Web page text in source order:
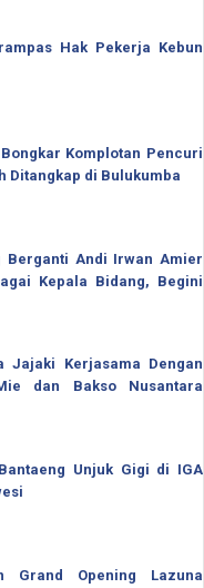
Hak Pekerja Kebun
Komplotan Pencuri
Ditangkap di Bulukumba
Berganti Andi Irwan Amier
Kepala Bidang, Begini
Jajaki Kerjasama Dengan
dan Bakso Nusantara
Unjuk Gigi di IGA
Grand Opening Lazuna